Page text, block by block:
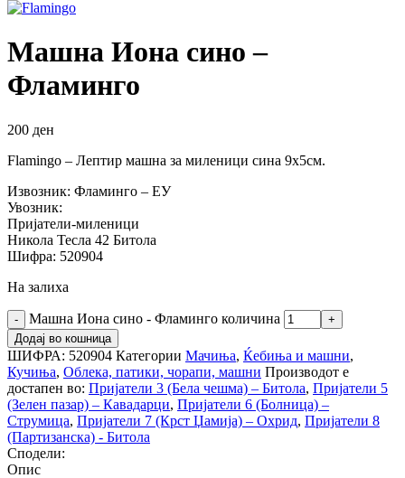
Машна Иона сино –
Фламинго
200 ден
Flamingo – Лептир машна за миленици сина 9х5см.
Извозник: Фламинго – ЕУ
Увозник:
Пријатели-миленици
Никола Тесла 42 Битола
Шифра: 520904
На залиха
Машна Иона сино - Фламинго количина
Додај во кошница
ШИФРА: 520904 Категории Мачиња, Ќебиња и машни,
Кучиња, Облека, патики, чорапи, машни Производот е
достапен во: Пријатели 3 (Бела чешма) – Битола, Пријатели 5
(Зелен пазар) – Кавадарци, Пријатели 6 (Болница) –
Струмица, Пријатели 7 (Крст Џамија) – Охрид, Пријатели 8
(Партизанска) - Битола
Сподели:
Опис